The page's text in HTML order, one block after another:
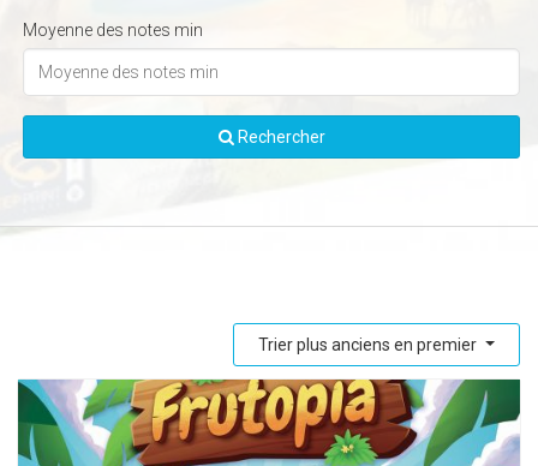
Moyenne des notes min
Rechercher
Trier plus anciens en premier